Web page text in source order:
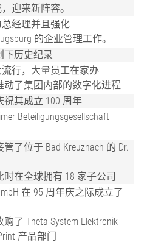
迎来新阵容。
总经理并且强化
的企业管理工作。
下历史纪录
行，大量员工在家办
动了集团内部的数字化进程
祝其成立 100 周年
Beteiligungsgesellschaft
管了位于 Bad Kreuznach 的 Dr.
时在全球拥有 18 家子公司
在 95 周年庆之际成立了
购了 Theta System Elektronik
产品部门